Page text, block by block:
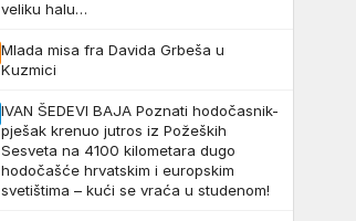
veliku halu…
Mlada misa fra Davida Grbeša u
Kuzmici
IVAN ŠEDEVI BAJA Poznati hodočasnik-
pješak krenuo jutros iz Požeških
Sesveta na 4100 kilometara dugo
hodočašće hrvatskim i europskim
svetištima – kući se vraća u studenom!